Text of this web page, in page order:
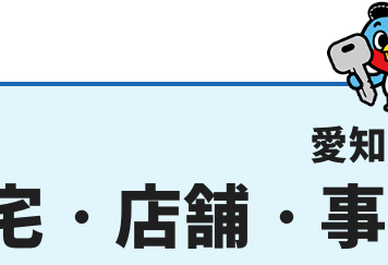
愛
・店舗・